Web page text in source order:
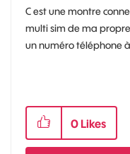
C est une montre
multi sim de ma
un numéro téléphone
0 Likes